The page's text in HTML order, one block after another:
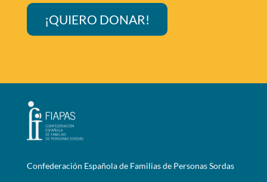
¡QUIERO DONAR!
Confederación Española de Familias de Personas Sordas